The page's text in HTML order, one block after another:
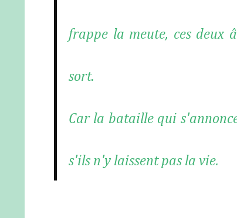
frappe la meute, ces deux
sort.
Car la bataille qui
s'ils n'y laissent pas la vie.